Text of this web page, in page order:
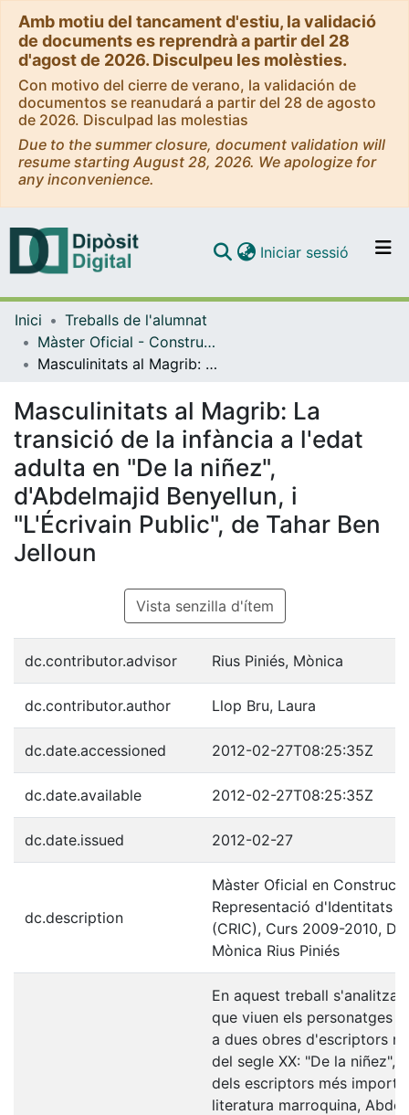
Amb motiu del tancament d'estiu, la validació
de documents es reprendrà a partir del 28
d'agost de 2026. Disculpeu les molèsties.
Con motivo del cierre de verano, la validación de
documentos se reanudará a partir del 28 de agosto
de 2026. Disculpad las molestias
Due to the summer closure, document validation will
resume starting August 28, 2026. We apologize for
any inconvenience.
Navega per tot el DD
Iniciar sessió (current)
Inici
Treballs de l'alumnat
Màster Oficial - Construcció i Representació d'Identitats Culturals (CRIC)
Masculinitats al Magrib: La transició de la infància a l'edat adulta en "De la niñez", d'Abdelmajid Benyellun, i "L'Écrivain Public", de Tahar Ben Jelloun
Masculinitats al Magrib: La
transició de la infància a l'edat
adulta en "De la niñez",
d'Abdelmajid Benyellun, i
"L'Écrivain Public", de Tahar Ben
Jelloun
Vista senzilla d'ítem
dc.contributor.advisor Rius Piniés, Mònica
dc.contributor.author Llop Bru, Laura
dc.date.accessioned 2012-02-27T08:25:35Z
dc.date.available 2012-02-27T08:25:35Z
dc.date.issued 2012-02-27
dc.description
Màster Oficial en
Representació d'Identitats
(CRIC), Curs 2009-2010,
Mònica Rius Piniés
En aquest treball s'analitza
que viuen els personatges
a dues obres d'escriptors
del segle XX: "De la niñez",
dels escriptors més
literatura marroquina,